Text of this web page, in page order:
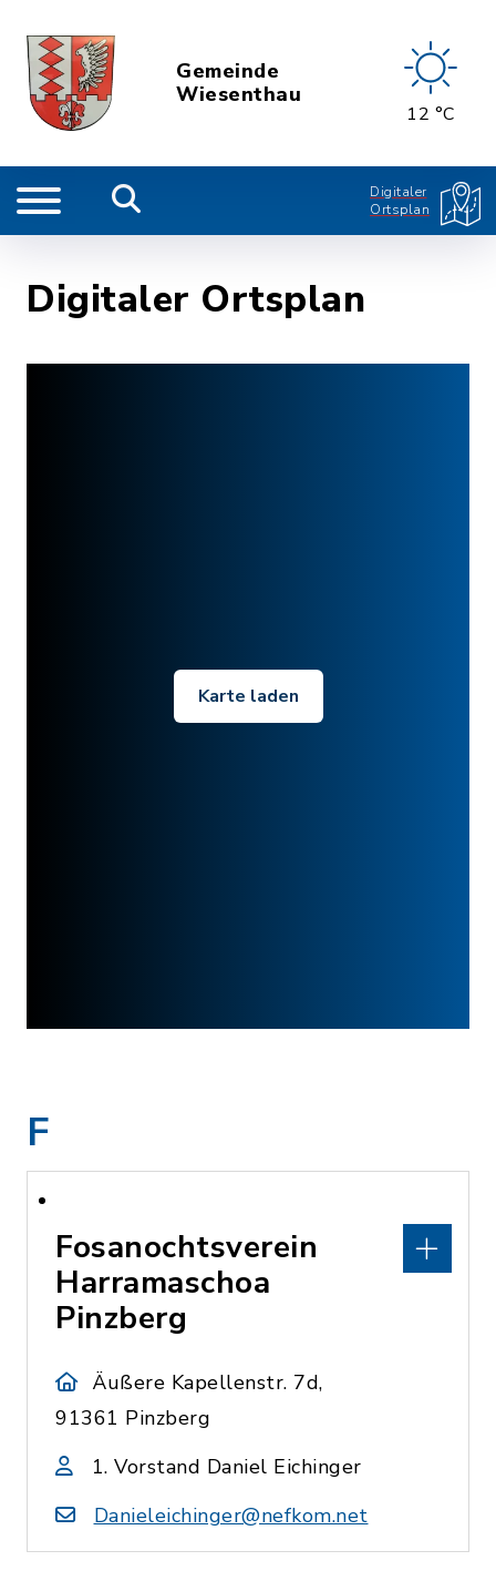
Gemeinde
Wiesenthau
12 °C
Digitaler
Ortsplan
Digitaler Ortsplan
Karte laden
F
Fosanochtsverein
Harramaschoa
Pinzberg
Äußere Kapellenstr. 7d,
91361 Pinzberg
1. Vorstand Daniel Eichinger
Danieleichinger@nefkom.net